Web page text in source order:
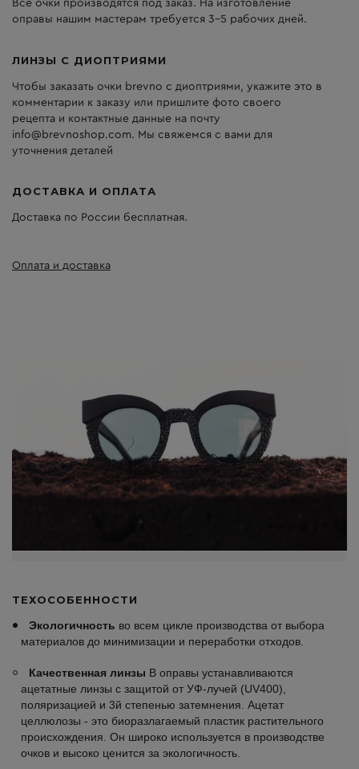
Все очки производятся под заказ. На изготовление
оправы нашим мастерам требуется 3-5 рабочих дней.
ЛИНЗЫ С ДИОПТРИЯМИ
Чтобы заказать очки brevno с диоптриями, укажите это в
комментарии к заказу или пришлите фото своего
рецепта и контактные данные на почту
info@brevnoshop.com. Мы свяжемся с вами для
уточнения деталей
ДОСТАВКА И ОПЛАТА
Доставка по России бесплатная.
Оплата и доставка
ТЕХОСОБЕННОСТИ
Экологичность во всем цикле производства от выбора
материалов до минимизации и переработки отходов.
Качественная линзы В оправы устанавливаются
ацетатные линзы с защитой от УФ-лучей (UV400),
поляризацией и 3й степенью затемнения. Ацетат
целлюлозы - это биоразлагаемый пластик растительного
происхождения. Он широко используется в производстве
очков и высоко ценится за экологичность.